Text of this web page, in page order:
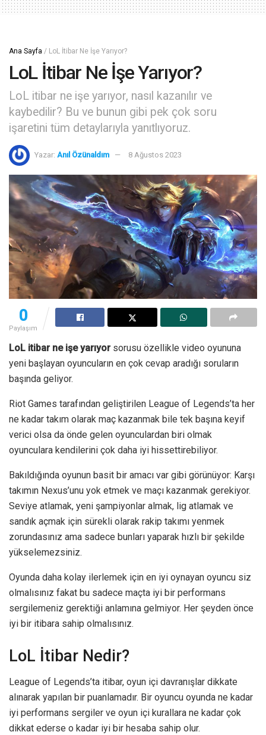
Ana Sayfa / LoL İtibar Ne İşe Yarıyor?
LoL İtibar Ne İşe Yarıyor?
LoL itibar ne işe yarıyor, nasıl kazanılır ve
kaybedilir? Bu ve bunun gibi pek çok soru
işaretini tüm detaylarıyla yanıtlıyoruz.
Yazar: Anıl Özünaldım 8 Ağustos 2023
0
Paylaşım
LoL itibar ne işe yarıyorsorusu özellikle video oyununa
yeni başlayan oyuncuların en çok cevap aradığı soruların
başında geliyor.
Riot Games tarafından geliştirilen League of Legends’ta her
ne kadar takım olarak maç kazanmak bile tek başına keyif
verici olsa da önde gelen oyunculardan biri olmak
oyunculara kendilerini çok daha iyi hissettirebiliyor.
Bakıldığında oyunun basit bir amacı var gibi görünüyor: Karşı
takımın Nexus’unu yok etmek ve maçı kazanmak gerekiyor.
Seviye atlamak, yeni şampiyonlar almak, lig atlamak ve
sandık açmak için sürekli olarak rakip takımı yenmek
zorundasınız ama sadece bunları yaparak hızlı bir şekilde
yükselemezsiniz.
Oyunda daha kolay ilerlemek için en iyi oynayan oyuncu siz
olmalısınız fakat bu sadece maçta iyi bir performans
sergilemeniz gerektiği anlamına gelmiyor. Her şeyden önce
iyi bir itibara sahip olmalısınız.
LoL İtibar Nedir?
League of Legends’ta itibar, oyun içi davranışlar dikkate
alınarak yapılan bir puanlamadır. Bir oyuncu oyunda ne kadar
iyi performans sergiler ve oyun içi kurallara ne kadar çok
dikkat ederse o kadar iyi bir hesaba sahip olur.